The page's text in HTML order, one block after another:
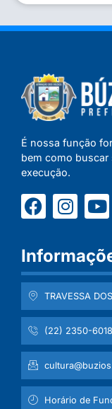
É nossa função
bem como buscar
execução.
TRAVESSA
(22) 2350-6018
Horário de